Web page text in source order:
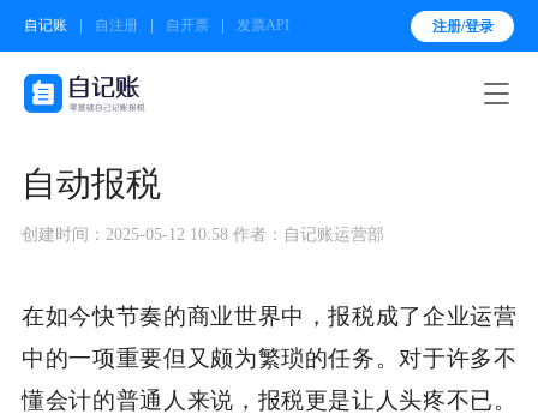
自记账 自注册 自开票 发票API 注册/登录

自动报税
创建时间：2025-05-12 10:58 作者：自记账运营部
在如今快节奏的商业世界中，报税成了企业运营
中的一项重要但又颇为繁琐的任务。对于许多不
懂会计的普通人来说，报税更是让人头疼不已。